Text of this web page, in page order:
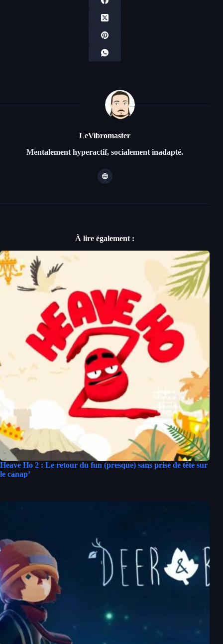
LeVibromaster
Mentalement hyperactif, socialement inadapté.
À lire également :
Heave Ho 2 : Le retour du fun (presque) sans prise de tête sur
le canap’